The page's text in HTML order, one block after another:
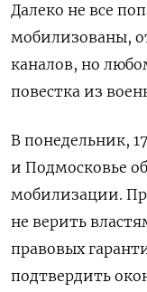
Далеко не все
мобилизованы,
каналов, но
повестка из
В понедельник,
и Подмосковье
мобилизации.
не верить
правовых
подтвердить